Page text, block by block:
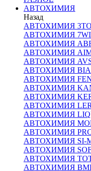
АВТОХИМИЯ
Назад
АВТОХИМИЯ
АВТОХИМИЯ
АВТОХИМИЯ
АВТОХИМИЯ AIM
АВТОХИМИЯ
АВТОХИМИЯ
АВТОХИМИЯ
АВТОХИМИЯ
АВТОХИМИЯ
АВТОХИМИЯ
АВТОХИМИЯ
АВТОХИМИЯ
АВТОХИМИЯ
АВТОХИМИЯ SI-
АВТОХИМИЯ
АВТОХИМИЯ
АВТОХИМИЯ